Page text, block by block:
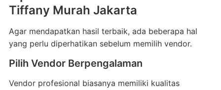
Tiffany Murah Jakarta
Agar mendapatkan hasil terbaik, ada beberapa hal
yang perlu diperhatikan sebelum memilih vendor.
Pilih Vendor Berpengalaman
Vendor profesional biasanya memiliki kualitas